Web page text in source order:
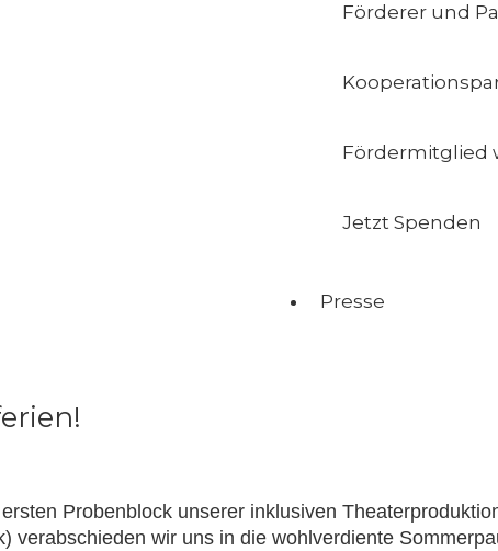
Förderer und
Fördermitglied
Jetzt Spenden
Presse
Probenblock unserer inklusiven
verabschieden wir uns in die wohlverdiente